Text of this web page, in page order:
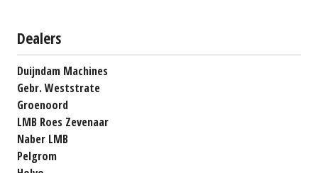
Dealers
Duijndam Machines
Gebr. Weststrate
Groenoord
LMB Roes Zevenaar
Naber LMB
Pelgrom